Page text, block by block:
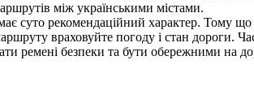
між українськими містами.
суто рекомендаційний характер. Тому
враховуйте погоду і стан дороги.
ремені безпеки та бути обережними на